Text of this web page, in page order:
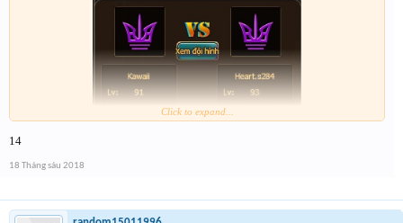
Click to expand...
14
18 Tháng sáu 2018